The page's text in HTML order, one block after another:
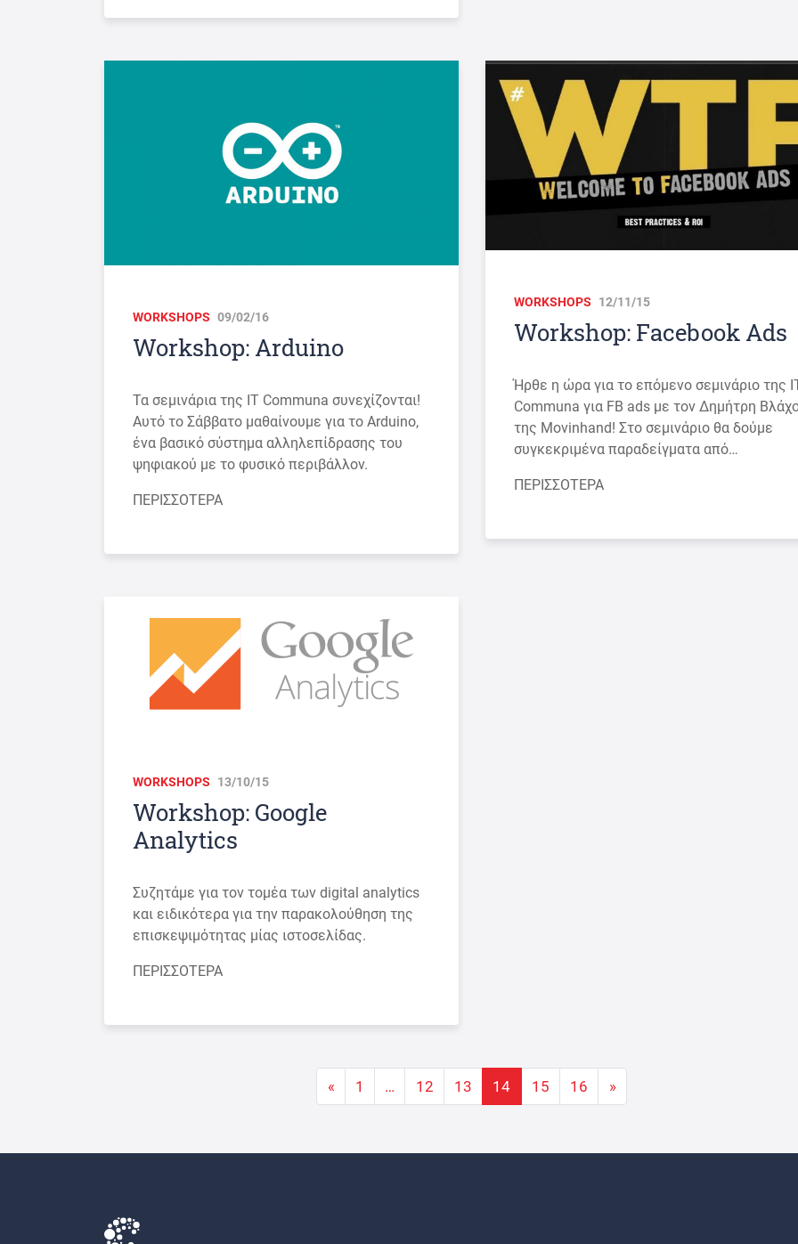
WORKSHOPS 09/02/16
Workshop: Arduino
Τα σεμινάρια της IT Communa συνεχίζονται!
Αυτό το Σάββατο μαθαίνουμε για το Arduino,
ένα βασικό σύστημα αλληλεπίδρασης του
ψηφιακού με το φυσικό περιβάλλον.
ΠΕΡΙΣΣΟΤΕΡΑ
WORKSHOPS 12/11/15
Workshop: Facebook Ads
Ήρθε η ώρα για το επόμενο σεμινάριο της
Communa για FB ads με τον Δημήτρη
της Movinhand! Στο σεμινάριο θα δούμε
συγκεκριμένα παραδείγματα από…
ΠΕΡΙΣΣΟΤΕΡΑ
WORKSHOPS 13/10/15
Workshop: Google
Analytics
Συζητάμε για τον τομέα των digital analytics
και ειδικότερα για την παρακολούθηση της
επισκεψιμότητας μίας ιστοσελίδας.
ΠΕΡΙΣΣΟΤΕΡΑ
Πλοήγηση άρθρων
« 1 … 12 13 14 15 16 »